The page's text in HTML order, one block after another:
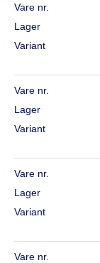
Vare nr.
Lager
Variant
Vare nr.
Lager
Variant
Vare nr.
Lager
Variant
Vare nr.